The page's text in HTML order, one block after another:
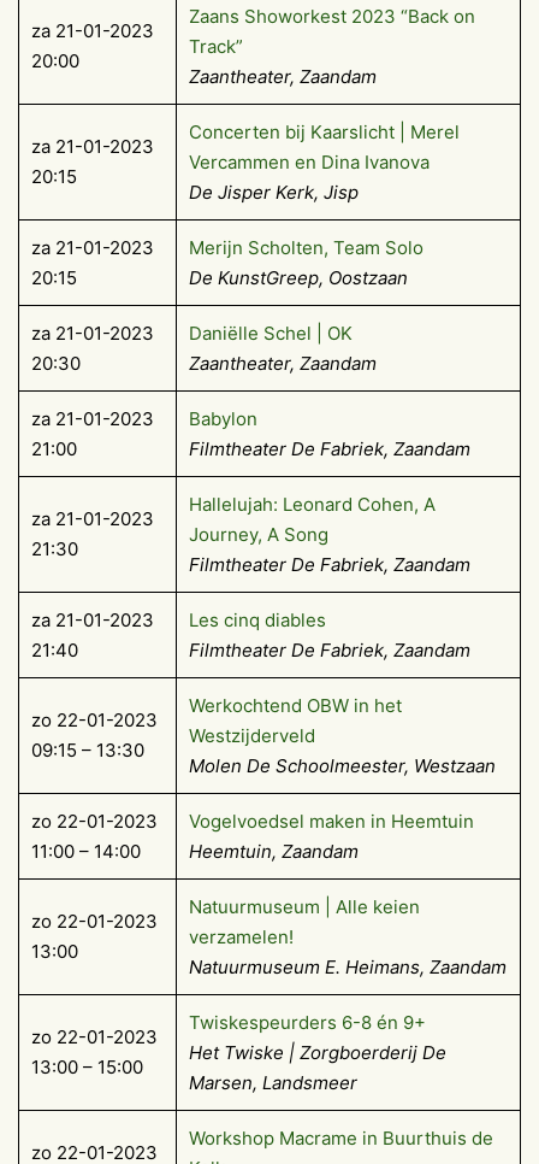
za 21-01-2023
20:00
Zaans Showorkest 2023 “Back on
Track”
Zaantheater, Zaandam
za 21-01-2023
20:15
Concerten bij Kaarslicht | Merel
Vercammen en Dina Ivanova
De Jisper Kerk, Jisp
za 21-01-2023
20:15
Merijn Scholten, Team Solo
De KunstGreep, Oostzaan
za 21-01-2023
20:30
Daniëlle Schel | OK
Zaantheater, Zaandam
za 21-01-2023
21:00
Babylon
Filmtheater De Fabriek, Zaandam
za 21-01-2023
21:30
Hallelujah: Leonard Cohen, A
Journey, A Song
Filmtheater De Fabriek, Zaandam
za 21-01-2023
21:40
Les cinq diables
Filmtheater De Fabriek, Zaandam
zo 22-01-2023
09:15 – 13:30
Werkochtend OBW in het
Westzijderveld
Molen De Schoolmeester, Westzaan
zo 22-01-2023
11:00 – 14:00
Vogelvoedsel maken in Heemtuin
Heemtuin, Zaandam
zo 22-01-2023
13:00
Natuurmuseum | Alle keien
verzamelen!
Natuurmuseum E. Heimans, Zaandam
zo 22-01-2023
13:00 – 15:00
Twiskespeurders 6-8 én 9+
Het Twiske | Zorgboerderij De
Marsen, Landsmeer
zo 22-01-2023
Workshop Macrame in Buurthuis de